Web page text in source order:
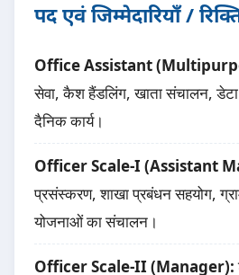
पद एवं जिम्मेदारियाँ /
Office Assistant
सेवा, कैश हैंडलिंग, खाता संचालन, डेटा
दैनिक कार्य।
Officer Scale-I (Assistant
प्रसंस्करण, शाखा प्रबंधन सहयोग,
योजनाओं का संचालन।
Officer Scale-II (Manager):